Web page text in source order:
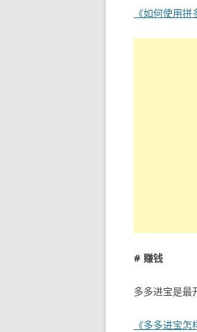
《如何使用
# 赚钱
多多进宝是最
《多多进宝怎